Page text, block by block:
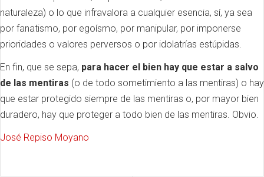
naturaleza) o lo que infravalora a cualquier esencia, sí, ya sea
por fanatismo, por egoísmo, por manipular, por imponerse
prioridades o valores perversos o por idolatrías estúpidas.
En fin, que se sepa, para hacer el bien hay que estar a salvo
de las mentiras (o de todo sometimiento a las mentiras) o hay
que estar protegido siempre de las mentiras o, por mayor bien
duradero, hay que proteger a todo bien de las mentiras. Obvio.
José Repiso Moyano